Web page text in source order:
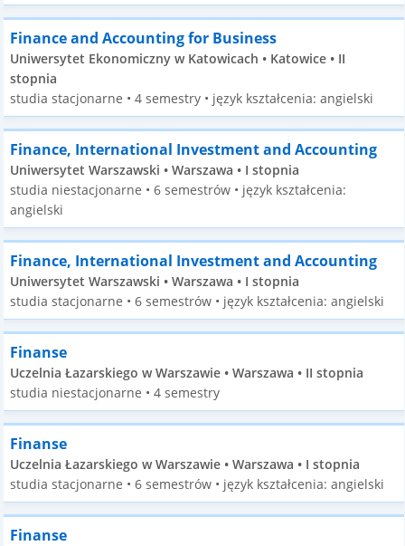
Finance and Accounting for Business
Uniwersytet Ekonomiczny w Katowicach • Katowice • II
stopnia
studia stacjonarne • 4 semestry • język kształcenia: angielski
Finance, International Investment and Accounting
Uniwersytet Warszawski • Warszawa • I stopnia
studia niestacjonarne • 6 semestrów • język kształcenia:
angielski
Finance, International Investment and Accounting
Uniwersytet Warszawski • Warszawa • I stopnia
studia stacjonarne • 6 semestrów • język kształcenia: angielski
Finanse
Uczelnia Łazarskiego w Warszawie • Warszawa • II stopnia
studia niestacjonarne • 4 semestry
Finanse
Uczelnia Łazarskiego w Warszawie • Warszawa • I stopnia
studia stacjonarne • 6 semestrów • język kształcenia: angielski
Finanse